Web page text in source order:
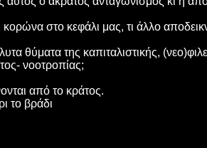
στο κεφάλι μας, τι άλλο
θύματα της καπιταλιστικής,
νοοτροπίας;
από το κράτος.
το βράδι